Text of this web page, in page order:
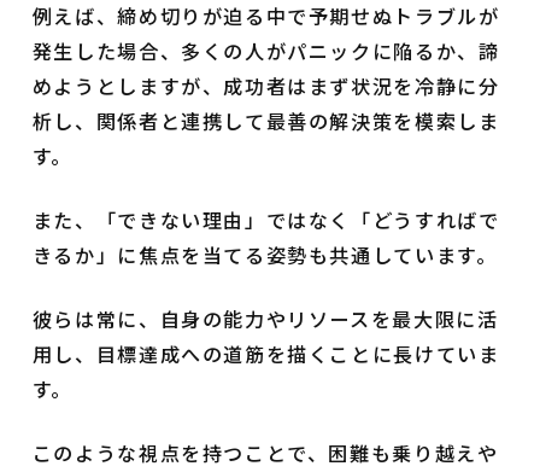
例えば、締め切りが迫る中で予期せぬトラブルが
発生した場合、多くの人がパニックに陥るか、諦
めようとしますが、成功者はまず状況を冷静に分
析し、関係者と連携して最善の解決策を模索しま
す。
また、「できない理由」ではなく「どうすればで
きるか」に焦点を当てる姿勢も共通しています。
彼らは常に、自身の能力やリソースを最大限に活
用し、目標達成への道筋を描くことに長けていま
す。
このような視点を持つことで、困難も乗り越えや